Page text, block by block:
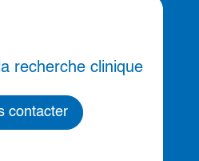
recherche clinique
contacter